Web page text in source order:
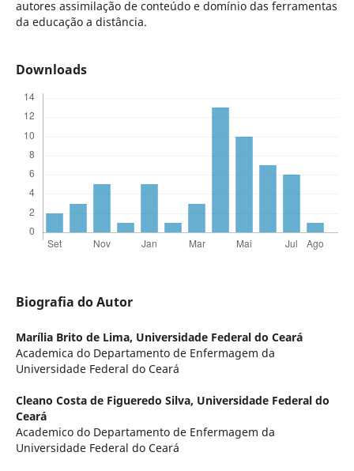
autores assimilação de conteúdo e domínio das ferramentas
da educação a distância.
Downloads
Biografia do Autor
Marília Brito de Lima, Universidade Federal do Ceará
Academica do Departamento de Enfermagem da
Universidade Federal do Ceará
Cleano Costa de Figueredo Silva, Universidade Federal do
Ceará
Academico do Departamento de Enfermagem da
Universidade Federal do Ceará